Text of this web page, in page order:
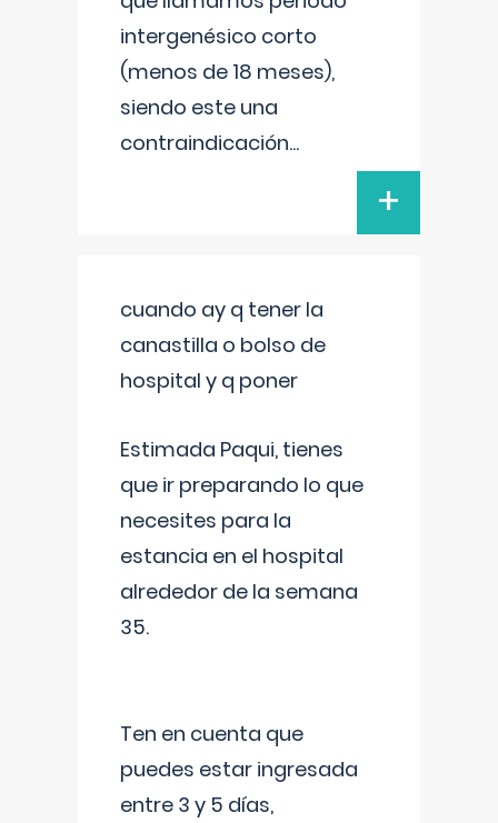
intergenésico corto
(menos de 18 meses),
siendo este una
contraindicación...
+
cuando ay q tener la
canastilla o bolso de
hospital y q poner
Estimada Paqui, tienes
que ir preparando lo que
necesites para la
estancia en el hospital
alrededor de la semana
35.
Ten en cuenta que
puedes estar ingresada
entre 3 y 5 días,